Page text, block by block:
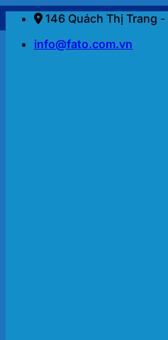
qua
146 Quách Thị Trang
info@fato.com.vn